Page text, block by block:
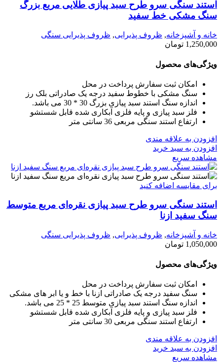
استند سنگی سرو طرح سبد پیازی طلایی مربع بزرگ
سنگ مشکی خط سفید
خانه و آشپزخانه, ظروف پذیرایی, ظروف پذیرایی سنگی
1,250,000 تومان
ویژگی‌های محصول
امکان ثبت سفارش پرداخت در محل
سنگ مشکی با خطوط سفید درجه یک صادراتی بلک رز
اندازه سنگ استند سبد پیازی بزرگ 30 * 30 می باشد.
فلز سبد پیازی و پایه فلزی آبکاری شده قابل شستشو
ارتفاع استند سنگی مربعی 36 سانتی متر
افزودن به علاقه مندی
افزودن به سبد خرید
مشاهده سریع
برای مقایسه اضافه کنید
استند سنگی سرو طرح سبد پیازی نقره‌ای مربع متوسط
سنگ سفید ازنا
خانه و آشپزخانه, ظروف پذیرایی, ظروف پذیرایی سنگی
1,050,000 تومان
ویژگی‌های محصول
امکان ثبت سفارش پرداخت در محل
سنگ سفید درجه یک صادراتی ازنا با خط و یا ابر های مشکی
اندازه سنگ استند سبد پیازی متوسط 25 * 25 می باشد.
فلز سبد پیازی و پایه فلزی آبکاری شده قابل شستشو
ارتفاع استند سنگی مربعی 30 سانتی متر
افزودن به علاقه مندی
افزودن به سبد خرید
مشاهده سریع